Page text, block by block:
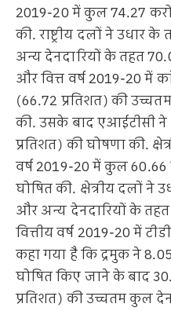
2019-20 में कुल 74.27
की. राष्ट्रीय दलों ने उधार
अन्य देनदारियों के तहत
और वित्त वर्ष 2019-20 में
(66.72 प्रतिशत) की
की. उसके बाद एआईटीसी
प्रतिशत) की घोषणा की.
वर्ष 2019-20 में कुल 60.66
घोषित की. क्षेत्रीय दलों ने
और अन्य देनदारियों के
वित्तीय वर्ष 2019-20 में
कहा गया है कि द्रमुक ने
घोषित किए जाने के बाद
प्रतिशत) की उच्चतम कुल